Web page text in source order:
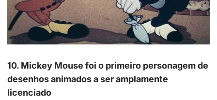
10. Mickey Mouse foi o primeiro personagem de
desenhos animados a ser amplamente
licenciado